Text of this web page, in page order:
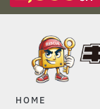
HOME